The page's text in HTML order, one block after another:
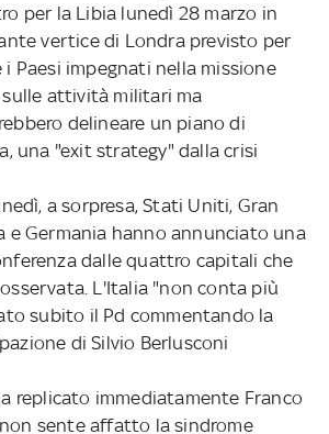
per la Libia lunedì 28 marzo in
vertice di Londra previsto per
Paesi impegnati nella missione
attività militari ma
delineare un piano di
una "exit strategy" dalla crisi
a sorpresa, Stati Uniti, Gran
e Germania hanno annunciato una
dalle quattro capitali che
L'Italia "non conta più
subito il Pd commentando la
di Silvio Berlusconi
replicato immediatamente Franco
sente affatto la sindrome